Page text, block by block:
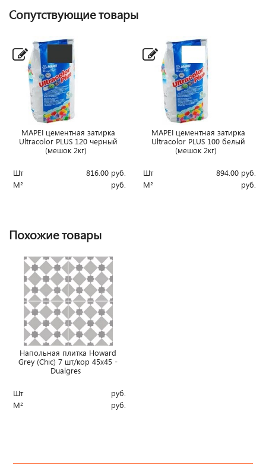
Сопутствующие товары
MAPEI цементная затирка
Ultracolor PLUS 120 черный
(мешок 2кг)
Шт 816.00 руб.
М²
руб.
MAPEI цементная затирка
Ultracolor PLUS 100 белый
(мешок 2кг)
Шт 894.00 руб.
М²
руб.
Похожие товары
Напольная плитка Howard
Grey (Chic) 7 шт/кор 45x45 -
Dualgres
Шт
руб.
М²
руб.